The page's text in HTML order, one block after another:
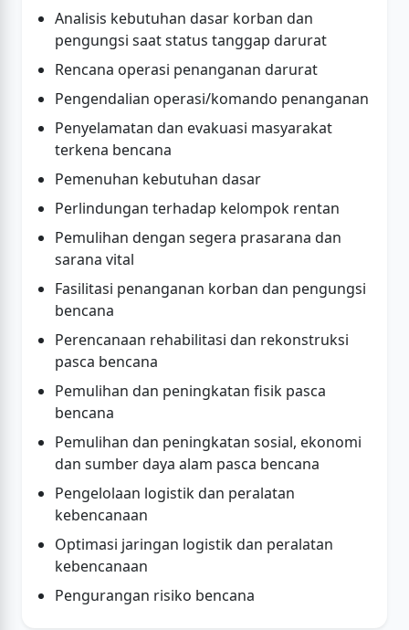
Analisis kebutuhan dasar korban dan
pengungsi saat status tanggap darurat
Rencana operasi penanganan darurat
Pengendalian operasi/komando penanganan
Penyelamatan dan evakuasi masyarakat
terkena bencana
Pemenuhan kebutuhan dasar
Perlindungan terhadap kelompok rentan
Pemulihan dengan segera prasarana dan
sarana vital
Fasilitasi penanganan korban dan pengungsi
bencana
Perencanaan rehabilitasi dan rekonstruksi
pasca bencana
Pemulihan dan peningkatan fisik pasca
bencana
Pemulihan dan peningkatan sosial, ekonomi
dan sumber daya alam pasca bencana
Pengelolaan logistik dan peralatan
kebencanaan
Optimasi jaringan logistik dan peralatan
kebencanaan
Pengurangan risiko bencana